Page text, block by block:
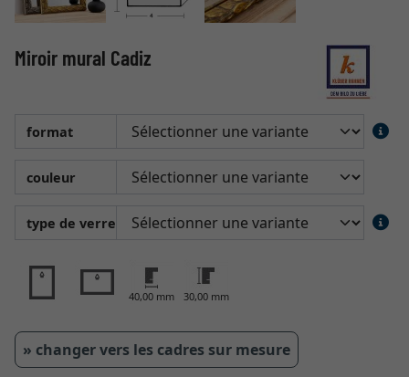
Miroir mural Cadiz
format
couleur
type de verre
40,00 mm 30,00 mm
» changer vers les cadres sur mesure